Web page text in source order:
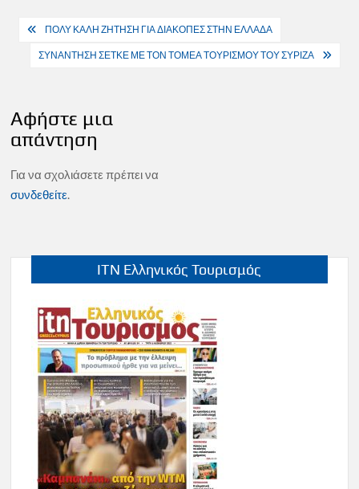
Πλοήγηση
άρθρων
ΠΟΛΥ ΚΑΛΗ ΖΗΤΗΣΗ ΓΙΑ ΔΙΑΚΟΠΕΣ ΣΤΗΝ ΕΛΛΑΔΑ
ΣΥΝΑΝΤΗΣΗ ΣΕΤΚΕ ΜΕ ΤΟΝ ΤΟΜΕΑ ΤΟΥΡΙΣΜΟΥ ΤΟΥ ΣΥΡΙΖΑ
Αφήστε μια
απάντηση
Για να σχολιάσετε πρέπει να
συνδεθείτε.
ITN Ελληνικός Τουρισμός